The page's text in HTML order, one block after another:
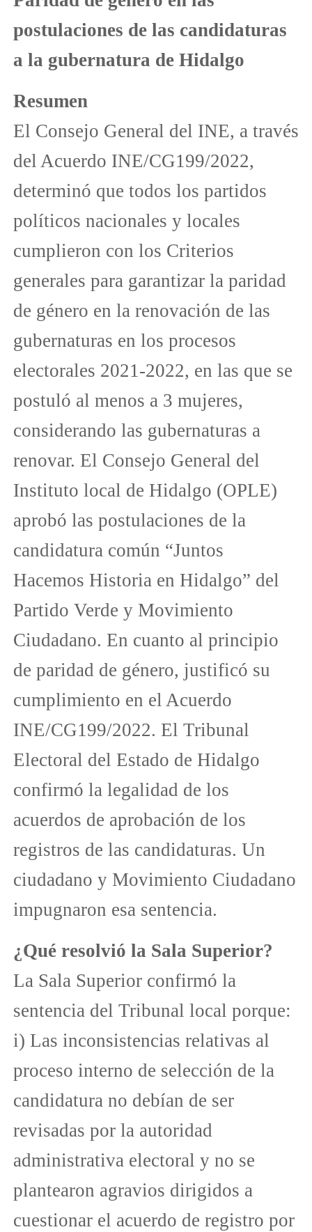
postulaciones de las candidaturas
a la gubernatura de Hidalgo
Resumen
El Consejo General del INE, a través
del Acuerdo INE/CG199/2022,
determinó que todos los partidos
políticos nacionales y locales
cumplieron con los Criterios
generales para garantizar la paridad
de género en la renovación de las
gubernaturas en los procesos
electorales 2021-2022, en las que se
postuló al menos a 3 mujeres,
considerando las gubernaturas a
renovar. El Consejo General del
Instituto local de Hidalgo (OPLE)
aprobó las postulaciones de la
candidatura común “Juntos
Hacemos Historia en Hidalgo” del
Partido Verde y Movimiento
Ciudadano. En cuanto al principio
de paridad de género, justificó su
cumplimiento en el Acuerdo
INE/CG199/2022. El Tribunal
Electoral del Estado de Hidalgo
confirmó la legalidad de los
acuerdos de aprobación de los
registros de las candidaturas. Un
ciudadano y Movimiento Ciudadano
impugnaron esa sentencia.
¿Qué resolvió la Sala Superior?
La Sala Superior confirmó la
sentencia del Tribunal local porque:
i) Las inconsistencias relativas al
proceso interno de selección de la
candidatura no debían de ser
revisadas por la autoridad
administrativa electoral y no se
plantearon agravios dirigidos a
cuestionar el acuerdo de registro por